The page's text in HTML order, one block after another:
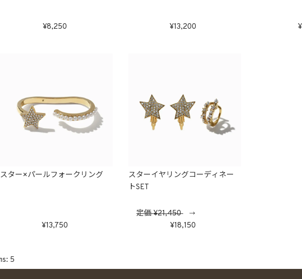
8,250 13,200
スター×パールフォークリング
13,750
スターイヤリングコーディネー
トSET
定価 21,450 →
18,150
5